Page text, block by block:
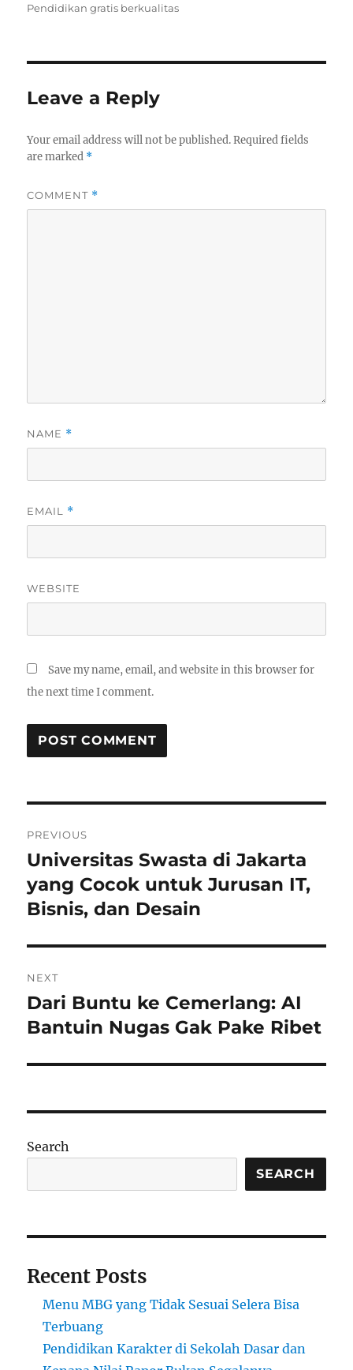
Pendidikan gratis berkualitas
Leave a Reply
Your email address will not be published. Required fields
are marked *
COMMENT *
NAME *
EMAIL *
WEBSITE
Save my name, email, and website in this browser for
the next time I comment.
navigation
PREVIOUS
Previous
post:
Universitas Swasta di Jakarta
yang Cocok untuk Jurusan IT,
Bisnis, dan Desain
NEXT
Next
post:
Dari Buntu ke Cemerlang: AI
Bantuin Nugas Gak Pake Ribet
Search
SEARCH
Recent Posts
Menu MBG yang Tidak Sesuai Selera Bisa
Terbuang
Pendidikan Karakter di Sekolah Dasar dan